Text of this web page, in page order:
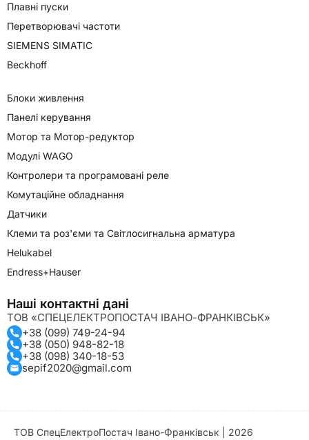
Плавні пуски
Перетворювачі частоти
SIEMENS SIMATIC
Beckhoff
Блоки живлення
Панелі керування
Мотор та Мотор-редуктор
Модулі WAGO
Контролери та програмовані реле
Комутаційне обладнання
Датчики
Клеми та роз'єми та Світлосигнальна арматура
Helukabel
Endress+Hauser
Наші контактні дані
ТОВ «СПЕЦЕЛЕКТРОПОСТАЧ ІВАНО-ФРАНКІВСЬК»
+38 (099) 749-24-94
+38 (050) 948-82-18
+38 (098) 340-18-53
sepif2020@gmail.com
ТОВ СпецЕлектроПостач Івано-Франківськ | 2026